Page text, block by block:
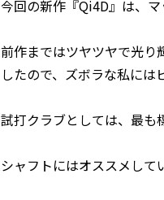
今回の新作『Qi4D』は、
前作まではツヤツヤで光り
したので、ズボラな私には
試打クラブとしては、最も
シャフトにはオススメして